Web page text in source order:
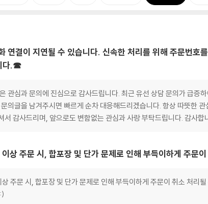
결이 지연될 수 있습니다. 신속한 처리를 위해 주문번호
다.☎
관심과 문의에 진심으로 감사드립니다. 최근 유선 상담 문의가 급증
의글을 남겨주시면 빠르게 순차 대응해드리겠습니다. 항상 따뜻한
서 감사드리며, 앞으로도 변함없는 관심과 사랑 부탁드립니다. 감사합
상 주문 시, 합포장 및 단가 문제로 인해 부득이하게 주문
주문 시, 합포장 및 단가 문제로 인해 부득이하게 주문이 취소 처리